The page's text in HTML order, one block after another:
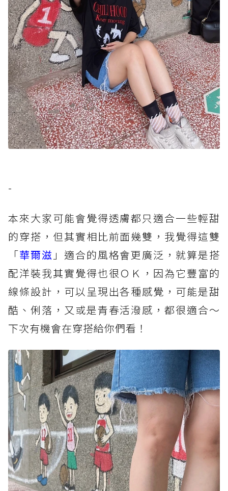
-
本來大家可能會覺得透膚都只適合一些輕甜
的穿搭，但其實相比前面幾雙，我覺得這雙
「華爾滋 」適合的風格會更廣泛，就算是搭
配洋裝我其實覺得也很ＯＫ，因為它豐富的
線條設計，可以呈現出各種感覺，可能是甜
酷、俐落，又或是青春活潑感，都很適合～
下次有機會在穿搭給你們看！